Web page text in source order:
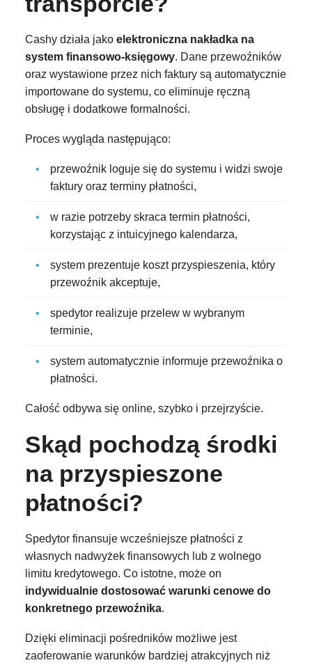
Cashy działa jako elektroniczna nakładka na
system finansowo-księgowy. Dane przewoźników
oraz wystawione przez nich faktury są automatycznie
importowane do systemu, co eliminuje ręczną
obsługę i dodatkowe formalności.
Proces wygląda następująco:
przewoźnik loguje się do systemu i widzi swoje
faktury oraz terminy płatności,
w razie potrzeby skraca termin płatności,
korzystając z intuicyjnego kalendarza,
system prezentuje koszt przyspieszenia, który
przewoźnik akceptuje,
spedytor realizuje przelew w wybranym
terminie,
system automatycznie informuje przewoźnika o
płatności.
Całość odbywa się online, szybko i przejrzyście.
Skąd pochodzą środki
na przyspieszone
płatności?
Spedytor finansuje wcześniejsze płatności z
własnych nadwyżek finansowych lub z wolnego
limitu kredytowego. Co istotne, może on
indywidualnie dostosować warunki cenowe do
konkretnego przewoźnika.
Dzięki eliminacji pośredników możliwe jest
zaoferowanie warunków bardziej atrakcyjnych niż